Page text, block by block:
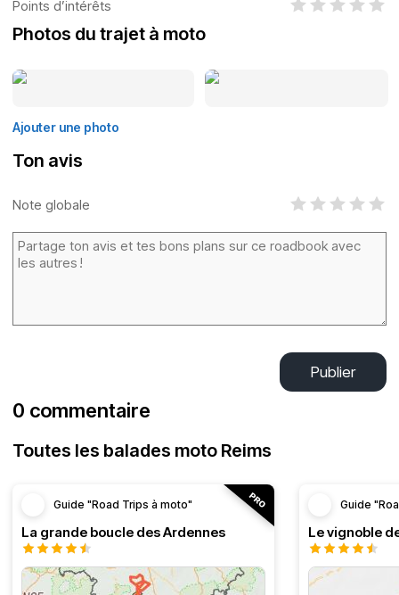
Points d’intérêts
Photos du trajet à moto
Ajouter une photo
Ton avis
Note globale
Publier
0 commentaire
Toutes les balades moto Reims
Guide "Road Trips à moto"
La grande boucle des Ardennes
Guide
Le vignoble